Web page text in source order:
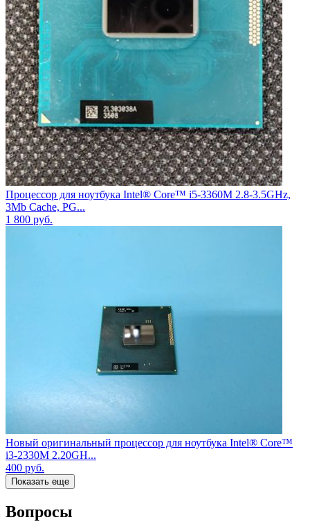
Процессор для ноутбука Intel® Core™ i5-3360M 2.8-3.5GHz,
3Mb Cache, PG...
1 800 руб.
Новый оригинальный процессор для ноутбука Intel® Core™
i3-2330M 2.20GH...
400 руб.
Показать еще
Вопросы